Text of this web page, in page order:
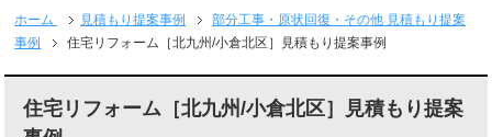
ホーム 見積もり提案事例
部分工事・原状回復・その他 見積もり提案
事例
住宅リフォーム［北九州/小倉北区］見積もり提案事例
住宅リフォーム［北九州/小倉北区］見積もり提案